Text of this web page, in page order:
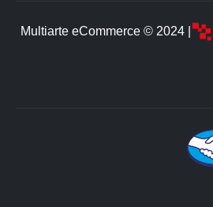
Multiarte eCommerce © 2024 |